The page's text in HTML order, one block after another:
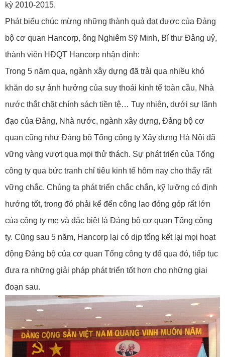
kỳ 2010-2015.
Phát biểu chúc mừng những thành quả đạt được của Đảng
bộ cơ quan Hancorp, ông Nghiêm Sỹ Minh, Bí thư Đảng uỷ,
thành viên HĐQT Hancorp nhận định:
Trong 5 năm qua, ngành xây dựng đã trải qua nhiều khó
khăn do sự ảnh hưởng của suy thoái kinh tế toàn cầu, Nhà
nước thắt chặt chính sách tiền tệ… Tuy nhiên, dưới sự lãnh
đạo của Đảng, Nhà nước, ngành xây dựng, Đảng bộ cơ
quan cũng như Đảng bộ Tổng công ty Xây dựng Hà Nội đã
vững vàng vượt qua mọi thử thách. Sự phát triển của Tổng
công ty qua bức tranh chỉ tiêu kinh tế hôm nay cho thấy rất
vững chắc. Chúng ta phát triển chắc chắn, kỹ lưỡng có định
hướng tốt, trong đó phải kể đến công lao đóng góp rất lớn
của công ty mẹ và đặc biệt là Đảng bộ cơ quan Tổng công
ty. Cũng sau 5 năm, Hancorp lại có dịp tổng kết lại mọi hoạt
động Đảng bộ của cơ quan Tổng công ty để qua đó, tiếp tục
đưa ra những giải pháp phát triển tốt hơn cho những giai
đoạn sau.